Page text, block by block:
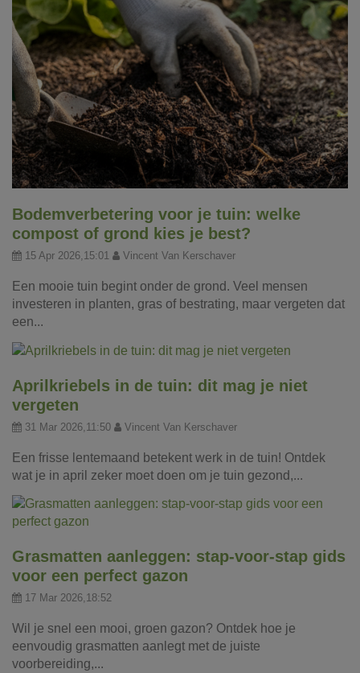
Bodemverbetering voor je tuin: welke
compost of grond kies je best?
15 Apr 2026,15:01 Vincent Van Kerschaver
Een mooie tuin begint onder de grond. Veel mensen
investeren in planten, gras of bestrating, maar vergeten dat
een...
Aprilkriebels in de tuin: dit mag je niet
vergeten
31 Mar 2026,11:50 Vincent Van Kerschaver
Een frisse lentemaand betekent werk in de tuin! Ontdek
wat je in april zeker moet doen om je tuin gezond,...
Grasmatten aanleggen: stap-voor-stap gids
voor een perfect gazon
17 Mar 2026,18:52
Wil je snel een mooi, groen gazon? Ontdek hoe je
eenvoudig grasmatten aanlegt met de juiste
voorbereiding,...